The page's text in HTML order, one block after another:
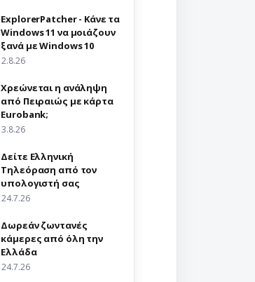
ExplorerPatcher - Κάνε τα
Windows 11 να μοιάζουν
ξανά με Windows 10
2.8.26
Χρεώνεται η ανάληψη
από Πειραιώς με κάρτα
Eurobank;
3.8.26
Δείτε Ελληνική
Τηλεόραση από τον
υπολογιστή σας
24.7.26
Δωρεάν ζωντανές
κάμερες από όλη την
Ελλάδα
24.7.26